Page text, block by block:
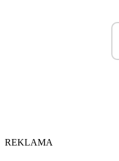
REKLAMA